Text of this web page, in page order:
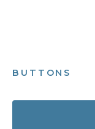
BUTTONS